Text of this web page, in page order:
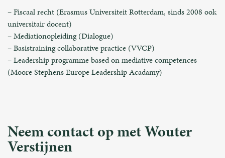
– Fiscaal recht (Erasmus Universiteit Rotterdam, sinds 2008 ook
universitair docent)
– Mediationopleiding (Dialogue)
– Basistraining collaborative practice (VVCP)
– Leadership programme based on mediative competences
(Moore Stephens Europe Leadership Acadamy)
Neem contact op met Wouter
Verstijnen